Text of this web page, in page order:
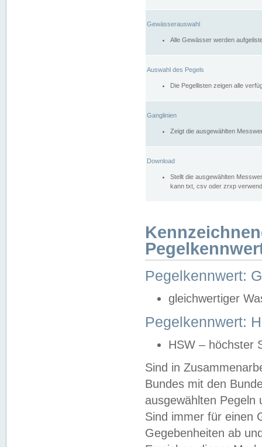
Gewässerauswahl
Alle Gewässer werden
Auswahl des Pegels
Die Pegellisten zeigen alle
Ganglinien
Zeigt die ausgewählten
Download
Stellt die ausgewählten
kann txt, csv oder zrxp
Pegelkennwert:
gleichwertiger
Pegelkennwert:
HSW – höchster
Sind in
Bundes mit den
ausgewählten
Sind immer für einen
Gegebenheiten ab